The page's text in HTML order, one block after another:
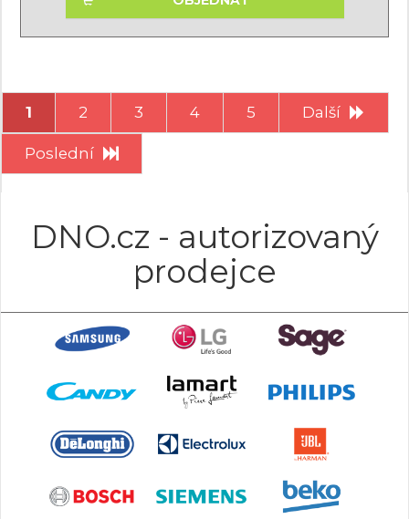
1 2 3 4 5 Další
Poslední
DNO.cz - autorizovaný
prodejce